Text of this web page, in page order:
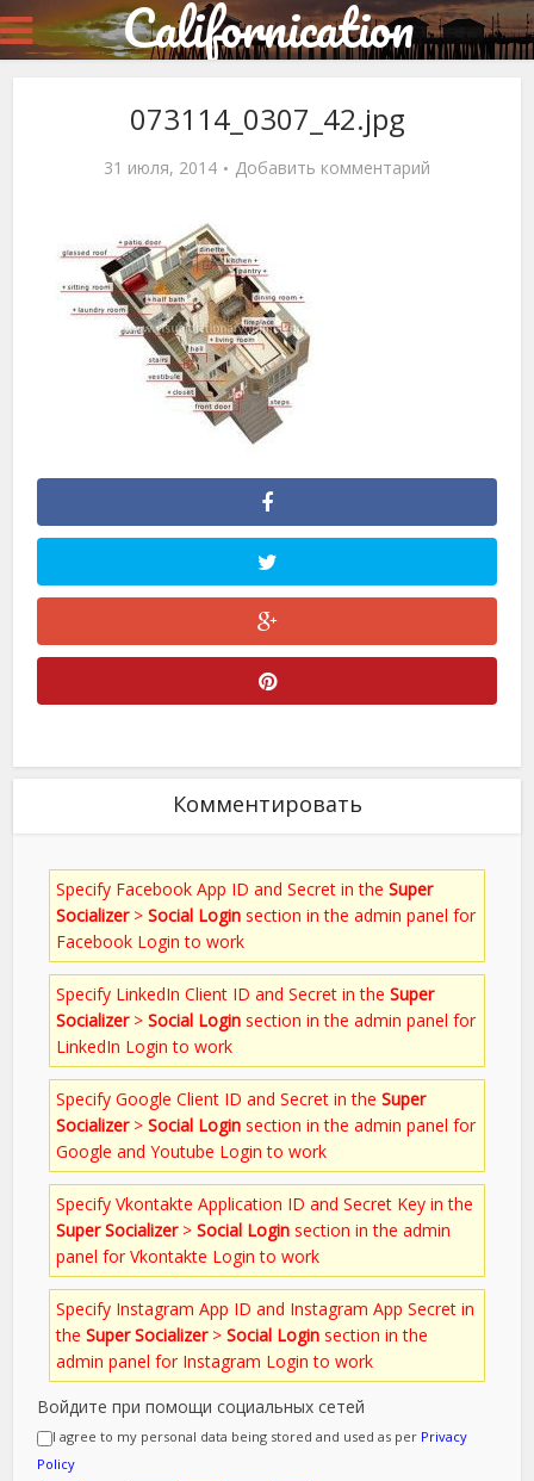
Californication
073114_0307_42.jpg
31 июля, 2014 Добавить комментарий
Комментировать
Specify Facebook App ID and Secret in theSuper
Socializer>Social Login section in the admin panel for
Facebook Login to work
Specify LinkedIn Client ID and Secret in theSuper
Socializer>Social Login section in the admin panel for
LinkedIn Login to work
Specify Google Client ID and Secret in theSuper
Socializer>Social Login section in the admin panel for
Google and Youtube Login to work
Specify Vkontakte Application ID and Secret Key in the
Super Socializer>Social Login section in the admin
panel for Vkontakte Login to work
Specify Instagram App ID and Instagram App Secret in
theSuper Socializer>Social Login section in the
admin panel for Instagram Login to work
Войдите при помощи социальных сетей
I agree to my personal data being stored and used as per Privacy
Policy